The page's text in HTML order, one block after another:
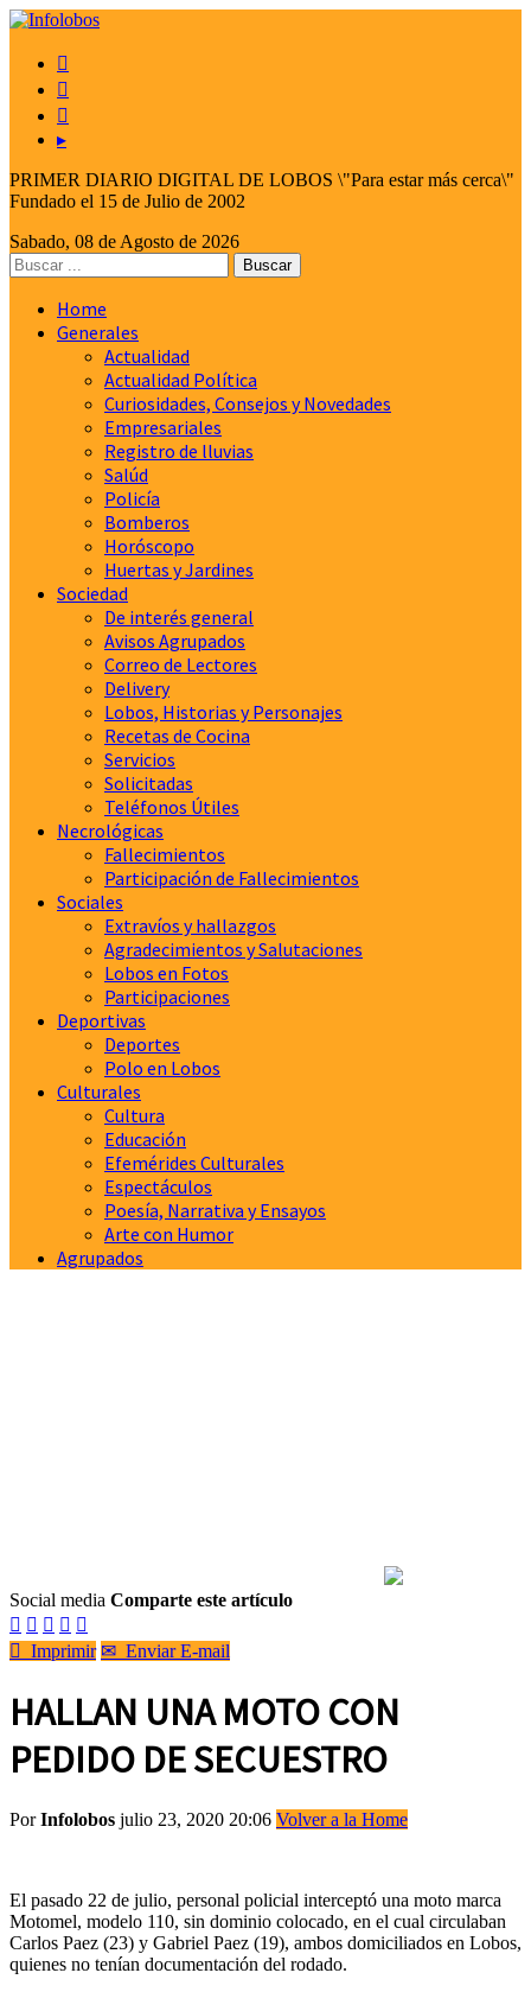



▸
PRIMER DIARIO DIGITAL DE LOBOS \"Para estar más cerca\"
Fundado el 15 de Julio de 2002
Sabado, 08 de Agosto de 2026
Home
Generales
Actualidad
Actualidad Política
Curiosidades, Consejos y Novedades
Empresariales
Registro de lluvias
Salúd
Policía
Bomberos
Horóscopo
Huertas y Jardines
Sociedad
De interés general
Avisos Agrupados
Correo de Lectores
Delivery
Lobos, Historias y Personajes
Recetas de Cocina
Servicios
Solicitadas
Teléfonos Útiles
Necrológicas
Fallecimientos
Participación de Fallecimientos
Sociales
Extravíos y hallazgos
Agradecimientos y Salutaciones
Lobos en Fotos
Participaciones
Deportivas
Deportes
Polo en Lobos
Culturales
Cultura
Educación
Efemérides Culturales
Espectáculos
Poesía, Narrativa y Ensayos
Arte con Humor
Agrupados
Social media Comparte este artículo
    
 Imprimir ✉ Enviar E-mail
HALLAN UNA MOTO CON
PEDIDO DE SECUESTRO
PorInfolobos julio 23, 2020 20:06 Volver a la Home
El pasado 22 de julio, personal policial interceptó una moto marca
Motomel, modelo 110, sin dominio colocado, en el cual circulaban
Carlos Paez (23) y Gabriel Paez (19), ambos domiciliados en Lobos,
quienes no tenían documentación del rodado.